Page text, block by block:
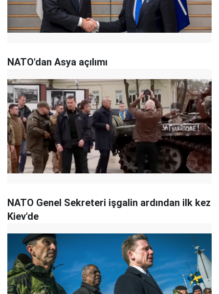
NATO'dan Asya açılımı
NATO Genel Sekreteri işgalin ardından ilk kez
Kiev'de